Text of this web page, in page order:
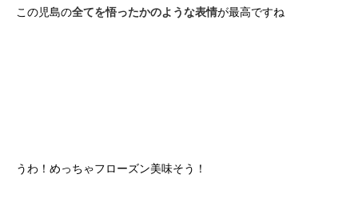
この児島の全てを悟ったかのような表情が最高ですね
うわ！めっちゃフローズン美味そう！